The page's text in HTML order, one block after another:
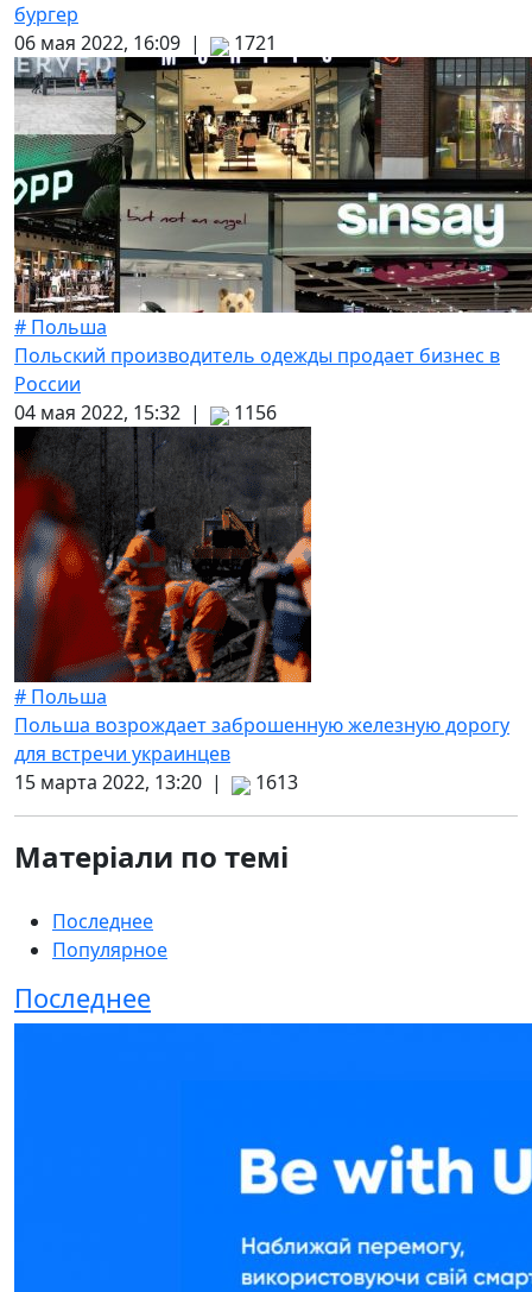
бургер
06 мая 2022, 16:09 |
1721
# Польша
Польский производитель одежды продает бизнес в
России
04 мая 2022, 15:32 |
1156
# Польша
Польша возрождает заброшенную железную дорогу
для встречи украинцев
15 марта 2022, 13:20 |
1613
Матеріали по темі
Последнее
Популярное
Последнее